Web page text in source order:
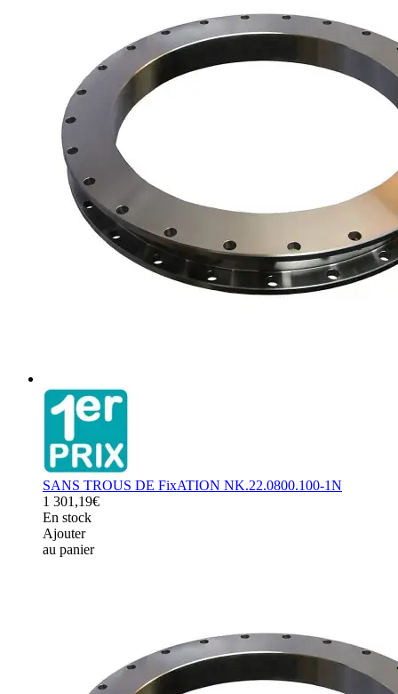
SANS TROUS DE FixATION NK.22.0800.100-1N
1 301,19€
En stock
Ajouter
au panier